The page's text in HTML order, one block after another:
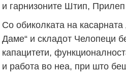
и гарнизоните Штип, Прилеп
Со обиколката на
Даме“ и складот Челопеци
капацитети,
и работа во неа, при што